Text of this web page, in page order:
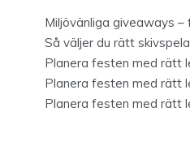
Miljövänliga giveaways
Så väljer du rätt
Planera festen med rätt
Planera festen med rätt
Planera festen med rätt